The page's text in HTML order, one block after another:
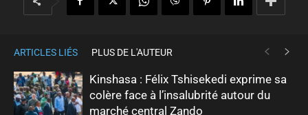
ARTICLES LIÉS PLUS DE L'AUTEUR
Kinshasa : Félix Tshisekedi exprime sa
colère face à l’insalubrité autour du
marché central Zando